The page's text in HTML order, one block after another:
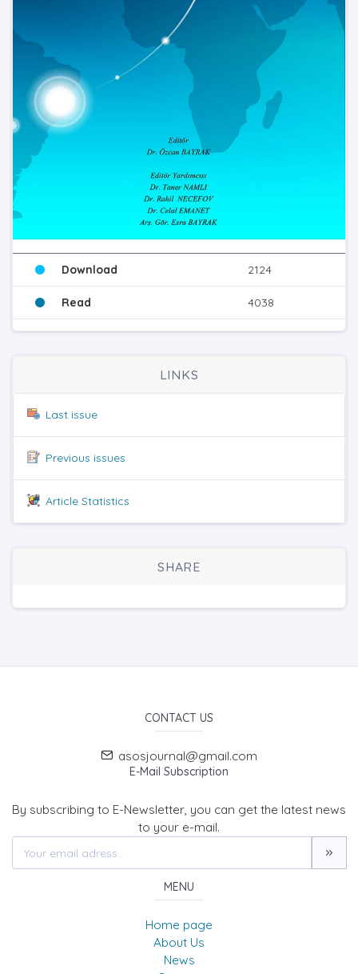
Download 2124
Read 4038
LINKS
Last issue
Previous issues
Article Statistics
SHARE
CONTACT US
asosjournal@gmail.com
E-Mail Subscription
By subscribing to E-Newsletter, you can get the latest news
to your e-mail.
MENU
Home page
About Us
News